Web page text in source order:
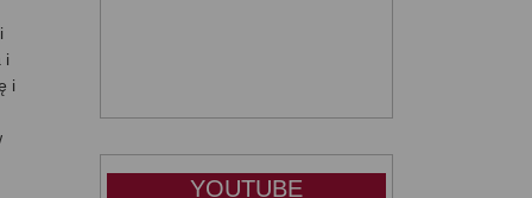
i
i
YOUTUBE